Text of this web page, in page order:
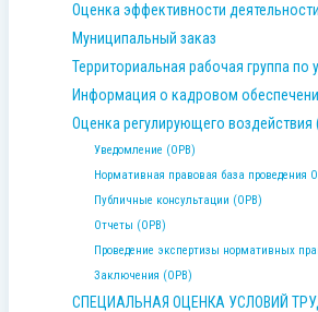
Оценка эффективности
Муниципальный заказ
Территориальная рабочая группа по
Информация о кадровом
Оценка регулирующего воздействия
Уведомление (ОРВ)
Нормативная правовая база проведения
Публичные консультации (ОРВ)
Отчеты (ОРВ)
Проведение экспертизы нормативных
Заключения (ОРВ)
СПЕЦИАЛЬНАЯ ОЦЕНКА УСЛОВИЙ